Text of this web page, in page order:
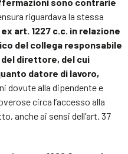
riguardava la stessa
art. 1227 c.c. in relazione
del collega responsabile
del direttore, del cui
datore di lavoro,
dovute alla dipendente e
circa l’accesso alla
anche ai sensi dell’art. 37